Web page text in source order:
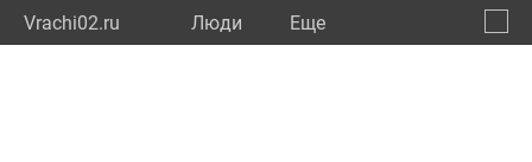
Vrachi02.ru Люди Eще